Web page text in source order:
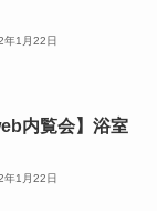
年1月22日
内覧会】浴室
年1月22日